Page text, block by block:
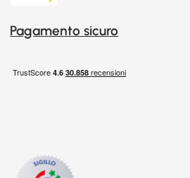
Pagamento sicuro